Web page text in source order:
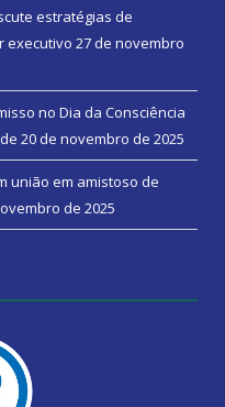
estratégias de
executivo 27 de novembro
no Dia da Consciência
20 de novembro de 2025
união em amistoso de
de 2025